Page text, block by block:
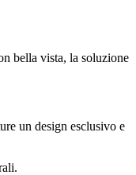
bella vista, la soluzione
un design esclusivo e